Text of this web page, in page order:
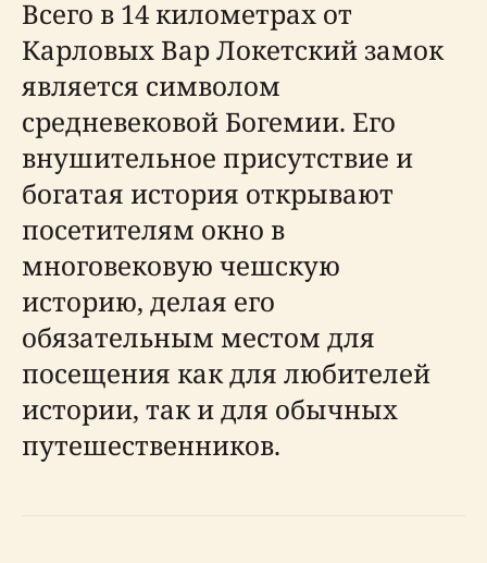
Всего в 14 километрах от
Карловых Вар Локетский замок
является символом
средневековой Богемии. Его
внушительное присутствие и
богатая история открывают
посетителям окно в
многовековую чешскую
историю, делая его
обязательным местом для
посещения как для любителей
истории, так и для обычных
путешественников.